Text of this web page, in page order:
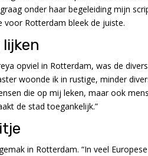
onder haar begeleiding mijn
voor Rotterdam bleek de juiste.
lijken
opviel in Rotterdam, was de
woonde ik in rustige, minder
die op mij leken, maar ook
de stad toegankelijk.”
in Rotterdam. “In veel